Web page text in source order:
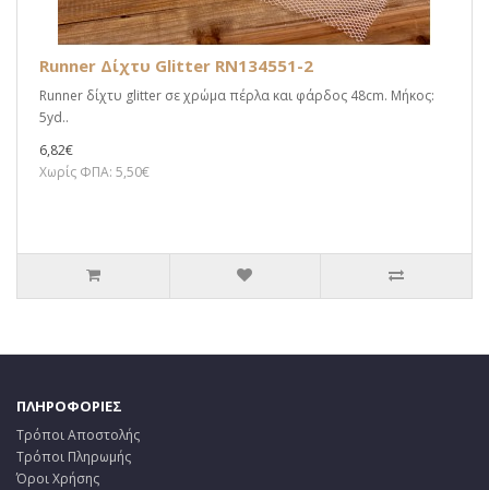
Runner Δίχτυ Glitter RN134551-2
Runner δίχτυ glitter σε χρώμα πέρλα και φάρδος 48cm. Μήκος:
5yd..
6,82€
Χωρίς ΦΠΑ: 5,50€
ΠΛΗΡΟΦΟΡΙΕΣ
Τρόποι Αποστολής
Τρόποι Πληρωμής
Όροι Χρήσης